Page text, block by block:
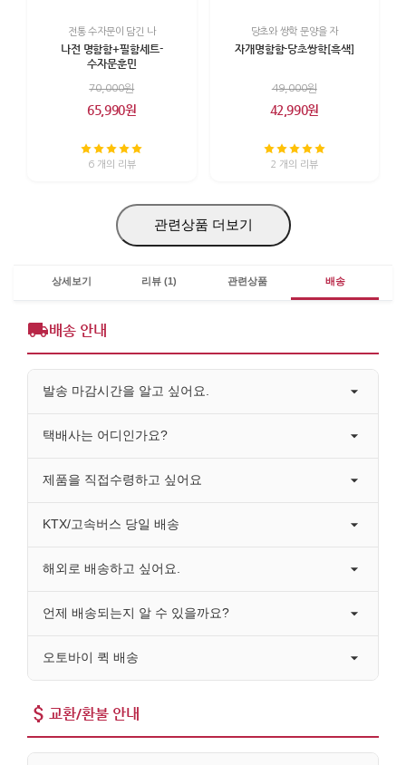
전통 수자문이 담긴 나
나전 명함함+필함세트-
수자문훈민
70,000원
65,990원
6 개의 리뷰
당초와 쌍학 문양을 자
자개명함함-당초쌍학[흑색]
49,000원
42,990원
2 개의 리뷰
관련상품 더보기
상세보기 리뷰 (1) 관련상품 배송
배송 안내
발송 마감시간을 알고 싶어요.
택배사는 어디인가요?
제품을 직접수령하고 싶어요
KTX/고속버스 당일 배송
해외로 배송하고 싶어요.
언제 배송되는지 알 수 있을까요?
오토바이 퀵 배송
교환/환불 안내